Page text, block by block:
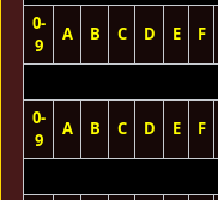
0-
9
A B C D E F
0-
9
A B C D E F